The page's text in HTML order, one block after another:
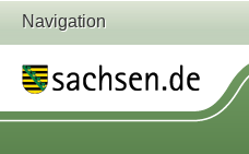
Navigation